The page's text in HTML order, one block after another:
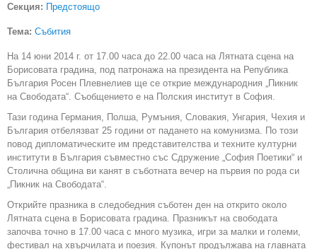
Секция: Предстоящо
Тема: Събития
На 14 юни 2014 г. от 17.00 часа до 22.00 часа на Лятната сцена на
Борисовата градина, под патронажа на президента на Република
България Росен Плевнелиев ще се открие международния „Пикник
на Свободата“. Съобщението е на Полския институт в София.
Тази година Германия, Полша, Румъния, Словакия, Унгария, Чехия и
България отбелязват 25 години от падането на комунизма. По този
повод дипломатическите им представителства и техните културни
институти в България съвместно със Сдружение „София Поетики“ и
Столична община ви канят в съботната вечер на първия по рода си
„Пикник на Свободата“.
Открийте празника в следобедния съботен ден на открито около
Лятната сцена в Борисовата градина. Празникът на свободата
започва точно в 17.00 часа с много музика, игри за малки и големи,
фестивал на хвърчилата и поезия. Купонът продължава на главната